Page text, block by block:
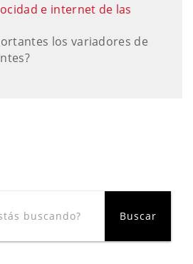
e internet de las
los variadores de